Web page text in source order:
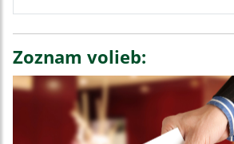
Zoznam volieb: